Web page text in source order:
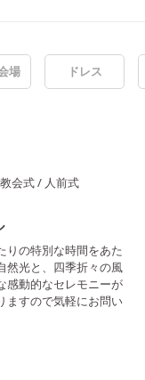
場 ドレス
教会式/ 人前式
りの特別な時間をあた
然光と、四季折々の風
感動的なセレモニーが
ますので気軽にお問い